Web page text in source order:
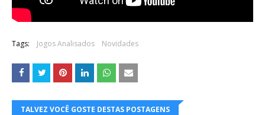
Tags: Jogos Analisados Novidades
TALVEZ VOCÊ GOSTE DESTAS POSTAGENS